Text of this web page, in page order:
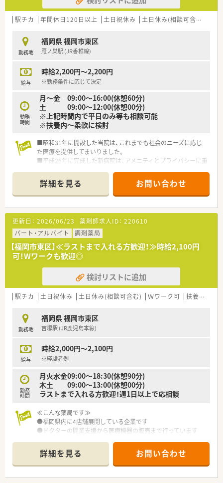
駅チカ 年間休日120日以上 土日祝休み 土日休み(相談可含む)
勤務地
福岡県 福岡市東区
雁ノ巣駅 (JR香椎線)
給与
時給2,200円～2,200円
※勤務条件に応じて決定
勤務
時間
月～金 09:00～16:00(休憩60分)
土 09:00～12:00(休憩00分)
※上記時間内で平日のみ等も相談可能
※扶養内～柔軟に検討
■昭和31年に開設した当院は、これまでも社会のニーズに応じ
た医療を提供してまいりました。
■平成26年に完成した新病院は、アメニティとプライバシーに重
れるよう配慮致しました。
■当院の理念としている「納得のいく医療」は「主体は医療者で
はなく、患者さん本人であること」、「患者・家族の皆様が一番に
納得のいく医療を提供できるように努めること」の意味が込めら
れています。
詳細を見る お問い合わせ
更新日： 2026/06/23 薬剤師求人ID： 220610
パート・アルバイト
調剤薬局
【福岡市東区】≪ラストまで入れる方歓迎！≫時給2,100円
可！Wワークも歓迎◎
検討リストに追加
駅チカ 土日祝休み 土日休み(相談可含む) Ｗワーク可 扶養内勤務OK
勤務地
福岡県 福岡市東区
吉塚駅 (JR鹿児島本線)
給与
時給2,000円～2,100円
※経験者例
勤務
時間
月火水金09:00～18:30(休憩90分)
木土 09:00～13:00(休憩00分)
ラストまで入れる方歓迎！週1日以上で応相談
≪こんな薬局です≫
●福岡県内に4店舗展開している企業です
●ドクターの開業支援から医療機器の販売まで行っています
詳細を見る お問い合わせ